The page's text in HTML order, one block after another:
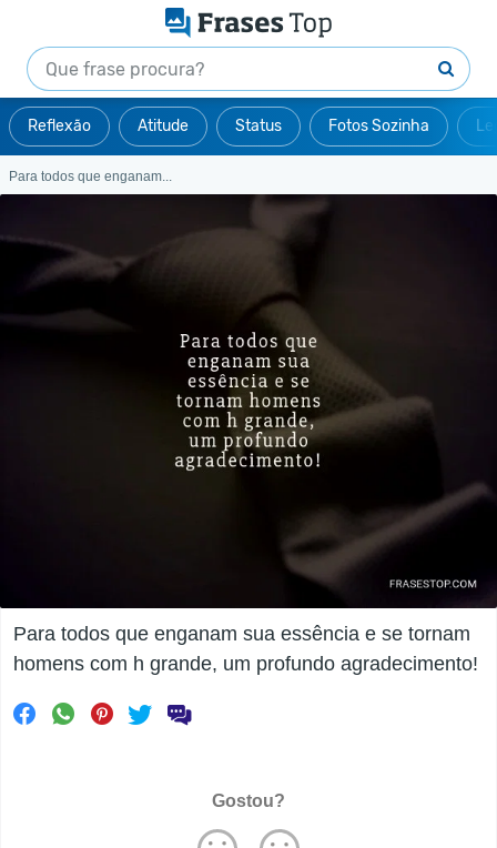
Reflexão Atitude Status Fotos Sozinha
Para todos que enganam...
Para todos que enganam sua essência e se tornam
homens com h grande, um profundo agradecimento!
Gostou?